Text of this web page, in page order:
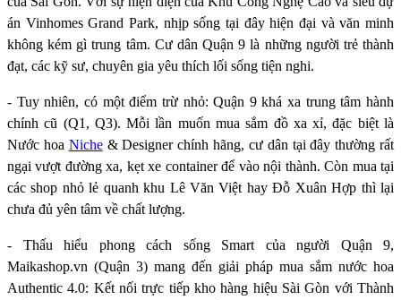
án Vinhomes Grand Park, nhịp sống tại đây hiện đại và văn minh
không kém gì trung tâm. Cư dân Quận 9 là những người trẻ thành
đạt, các kỹ sư, chuyên gia yêu thích lối sống tiện nghi.
- Tuy nhiên, có một điểm trừ nhỏ: Quận 9 khá xa trung tâm hành
chính cũ (Q1, Q3). Mỗi lần muốn mua sắm đồ xa xỉ, đặc biệt là
Nước hoa Niche& Designer chính hãng, cư dân tại đây thường rất
ngại vượt đường xa, kẹt xe container để vào nội thành. Còn mua tại
các shop nhỏ lẻ quanh khu Lê Văn Việt hay Đỗ Xuân Hợp thì lại
chưa đủ yên tâm về chất lượng.
- Thấu hiểu phong cách sống Smart của người Quận 9,
Maikashop.vn (Quận 3) mang đến giải pháp mua sắm nước hoa
Authentic 4.0: Kết nối trực tiếp kho hàng hiệu Sài Gòn với Thành